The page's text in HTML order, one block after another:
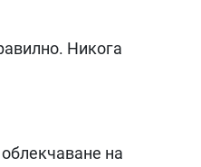
Никога
на